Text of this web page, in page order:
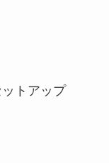
トアップ